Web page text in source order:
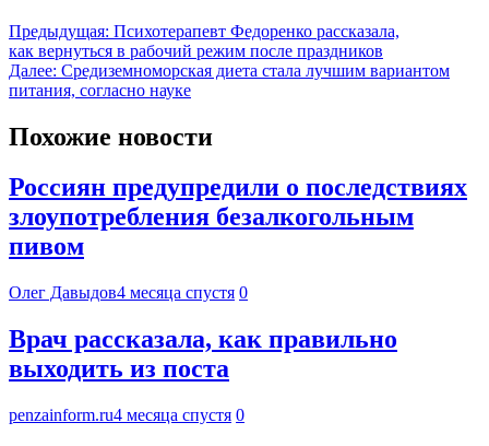
Предыдущая: Психотерапевт Федоренко рассказала,
как вернуться в рабочий режим после праздников
Далее: Средиземноморская диета стала лучшим вариантом
питания, согласно науке
Похожие новости
Россиян предупредили о последствиях
злоупотребления безалкогольным
пивом
Олег Давыдов4 месяца спустя 0
Врач рассказала, как правильно
выходить из поста
penzainform.ru4 месяца спустя 0